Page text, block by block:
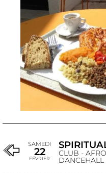
SAMEDI
22
FÉVRIER
CLUB -
DANCEHALL